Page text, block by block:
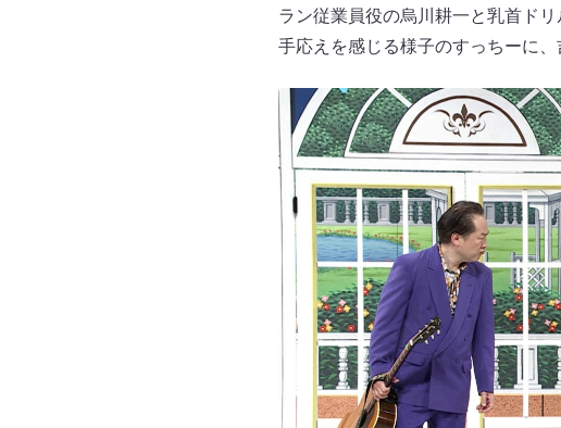
ラン従業員役の烏川耕一と乳首ド
手応えを感じる様子のすっちーに